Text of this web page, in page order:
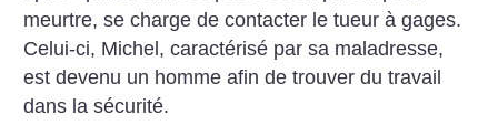
meurtre, se charge de contacter le tueur à gages.
Celui-ci, Michel, caractérisé par sa maladresse,
est devenu un homme afin de trouver du travail
dans la sécurité.